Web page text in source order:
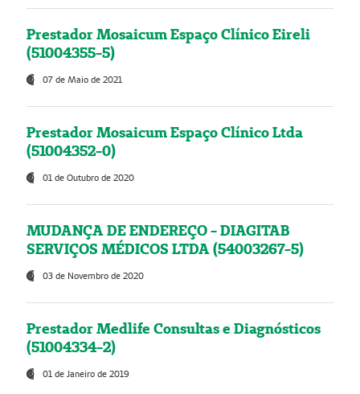
Prestador Mosaicum Espaço Clínico Eireli
(51004355-5)
07 de Maio de 2021
Prestador Mosaicum Espaço Clínico Ltda
(51004352-0)
01 de Outubro de 2020
MUDANÇA DE ENDEREÇO - DIAGITAB
SERVIÇOS MÉDICOS LTDA (54003267-5)
03 de Novembro de 2020
Prestador Medlife Consultas e Diagnósticos
(51004334-2)
01 de Janeiro de 2019